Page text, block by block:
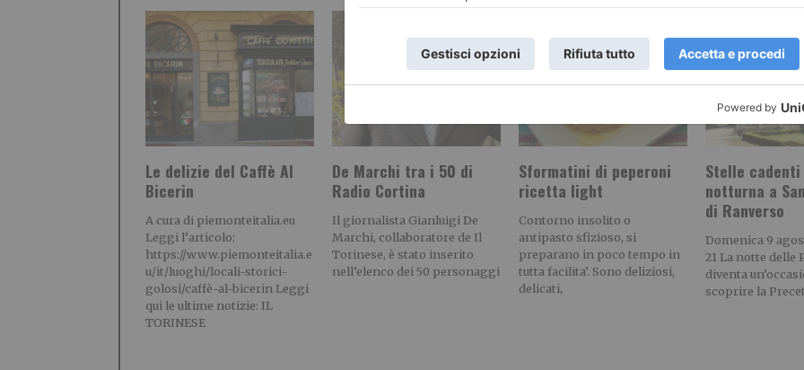
Le delizie del Caffè Al
Bicerin
A cura di piemonteitalia.eu
Leggi l’articolo:
https://www.piemonteitalia.e
u/it/luoghi/locali-storici-
golosi/caffè-al-bicerin Leggi
qui le ultime notizie: IL
TORINESE
De Marchi tra i 50 di
Radio Cortina
Il giornalista Gianluigi De
Marchi, collaboratore de Il
Torinese, è stato inserito
nell’elenco dei 50 personaggi
Sformatini di peperoni
ricetta light
Contorno insolito o
antipasto sfizioso, si
preparano in poco tempo in
tutta facilita’. Sono deliziosi,
delicati,
Stelle
notturna a
di Ranverso
Domenica 9
21 La notte delle
diventa
scoprire la